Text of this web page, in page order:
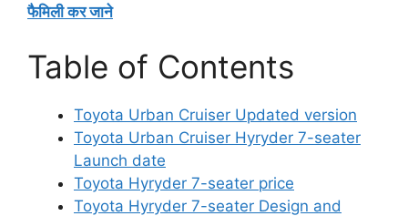
फैमिली कर जाने
Table of Contents
Toyota Urban Cruiser Updated version
Toyota Urban Cruiser Hyryder 7-seater
Launch date
Toyota Hyryder 7-seater price
Toyota Hyryder 7-seater Design and